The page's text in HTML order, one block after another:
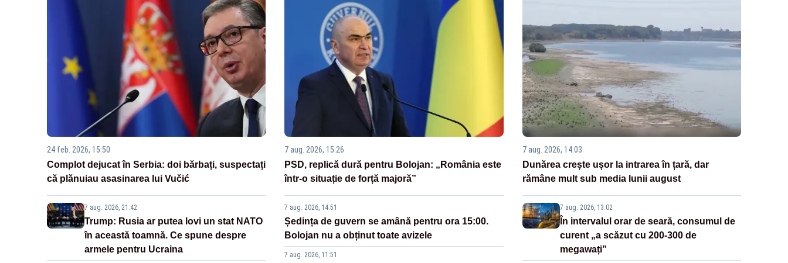
24 feb. 2026, 15:50
Complot dejucat în Serbia: doi bărbați, suspectați
că plănuiau asasinarea lui Vučić
7 aug. 2026, 21:42
Trump: Rusia ar putea lovi un stat NATO
în această toamnă. Ce spune despre
armele pentru Ucraina
7 aug. 2026, 15:26
PSD, replică dură pentru Bolojan: „România este
într-o situație de forță majoră”
7 aug. 2026, 14:51
Ședința de guvern se amână pentru ora 15:00.
Bolojan nu a obținut toate avizele
7 aug. 2026, 11:51
7 aug. 2026, 14:03
Dunărea crește ușor la intrarea în țară, dar
rămâne mult sub media lunii august
7 aug. 2026, 13:02
În intervalul orar de seară, consumul de
curent „a scăzut cu 200-300 de
megawați”